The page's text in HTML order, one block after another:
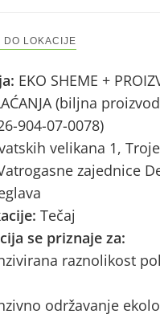
DO LOKACIJE
EKO SHEME +
(biljna
904-07-0078)
velikana 1,
zajednice
Tečaj
se priznaje za:
raznolikost
održavanje